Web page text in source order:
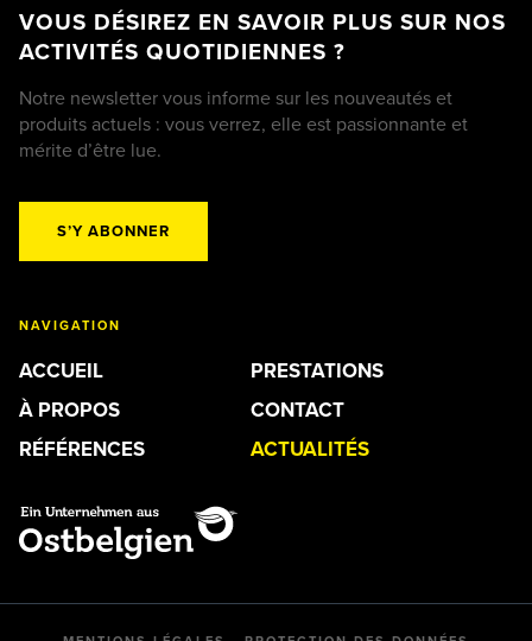
VOUS DÉSIREZ EN SAVOIR PLUS SUR NOS
ACTIVITÉS QUOTIDIENNES ?
Notre newsletter vous informe sur les nouveautés et
produits actuels : vous verrez, elle est passionnante et
mérite d’être lue.
S’Y ABONNER
NAVIGATION
ACCUEIL
À PROPOS
RÉFÉRENCES
PRESTATIONS
CONTACT
ACTUALITÉS